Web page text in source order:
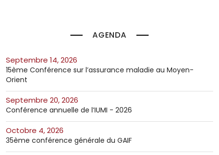
AGENDA
septembre 14, 2026
15ème Conférence sur l’assurance maladie au Moyen-
Orient
septembre 20, 2026
Conférence annuelle de l’IUMI - 2026
octobre 4, 2026
35ème conférence générale du GAIF